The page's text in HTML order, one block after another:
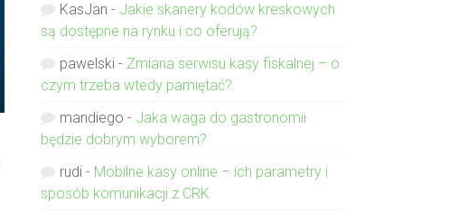
KasJan - Jakie skanery kodów kreskowych
są dostępne na rynku i co oferują?
pawelski - Zmiana serwisu kasy fiskalnej – o
czym trzeba wtedy pamiętać?
mandiego - Jaka waga do gastronomii
będzie dobrym wyborem?
rudi - Mobilne kasy online – ich parametry i
sposób komunikacji z CRK